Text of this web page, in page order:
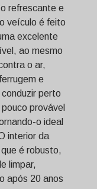
refrescante e
veículo é feito
excelente
ao mesmo
o ar,
e
perto
provável
o ideal
interior da
é robusto,
limpar,
após 20 anos